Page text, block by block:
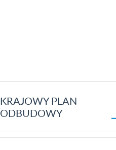
KRAJOWY PLAN
ODBUDOWY